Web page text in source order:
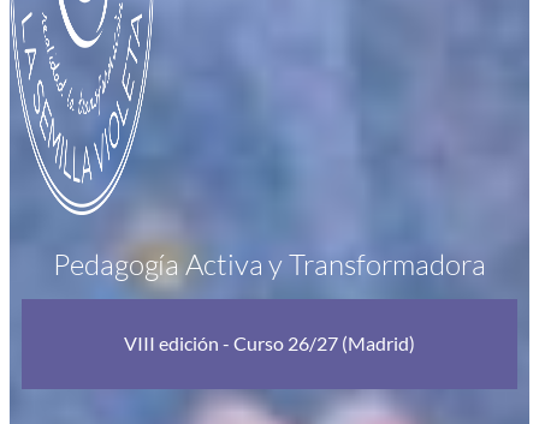
Pedagogía Activa y Transformadora
VIII edición - Curso 26/27 (Madrid)